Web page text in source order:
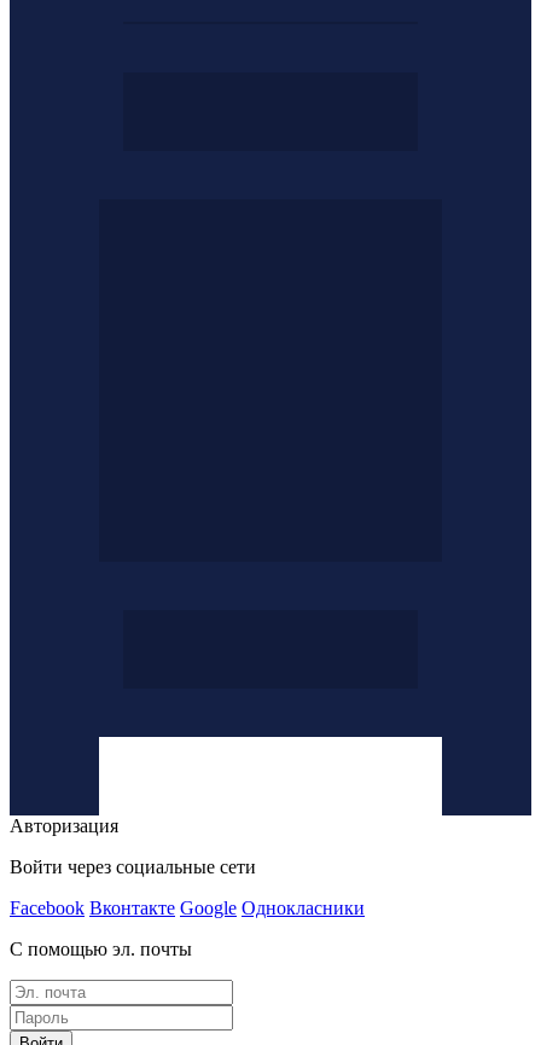
Авторизация
Войти через социальные сети
Facebook Вконтакте Google Однокласники
С помощью эл. почты